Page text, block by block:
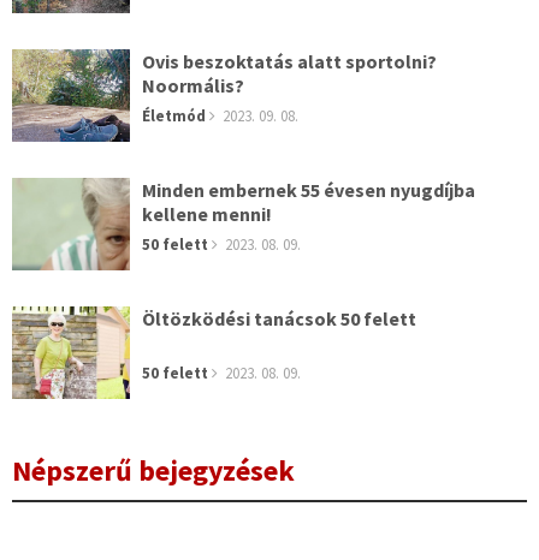
Ovis beszoktatás alatt sportolni?
Noormális?
Életmód 2023. 09. 08.
Minden embernek 55 évesen nyugdíjba
kellene menni!
50 felett 2023. 08. 09.
Öltözködési tanácsok 50 felett
50 felett 2023. 08. 09.
Népszerű bejegyzések